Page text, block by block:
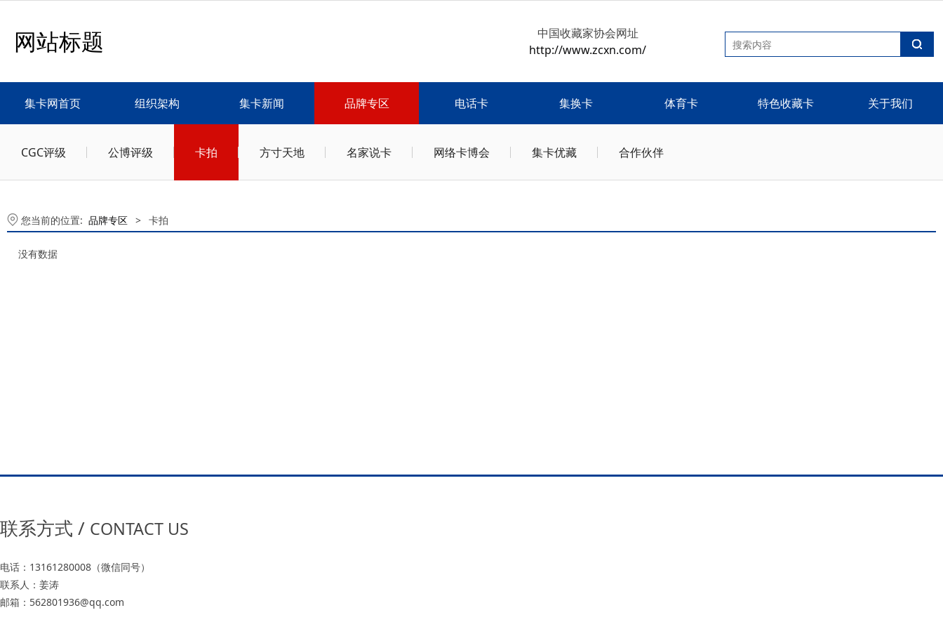
网站标题
中国收藏家协会网址
http://www.zcxn.com/
集卡网首页 组织架构 集卡新闻 品牌专区 电话卡 集换卡 体育卡 特色收藏卡 关于我们
CGC评级 公博评级 卡拍 方寸天地 名家说卡 网络卡博会 集卡优藏 合作伙伴
您当前的位置: 品牌专区 > 卡拍
没有数据
联系方式 / CONTACT US
电话：13161280008（微信同号）
联系人：姜涛
邮箱：562801936@qq.com